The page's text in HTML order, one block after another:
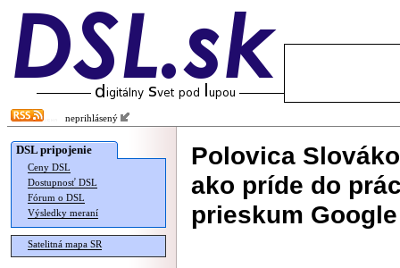
neprihlásený
DSL pripojenie
Ceny DSL
Dostupnosť DSL
Fórum o DSL
Výsledky meraní
Satelitná mapa SR
Polovica
ako príde do
prieskum Google